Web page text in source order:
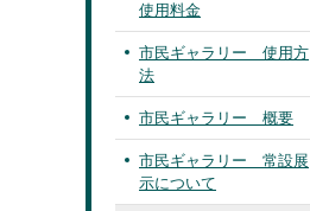
使用料金
市民ギャラリー 使用方
法
市民ギャラリー 概要
市民ギャラリー 常設展
示について